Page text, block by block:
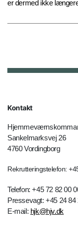
er dermed ikke
Kontakt
Sankelmarksvej 26
4760 Vordingborg
Rekrutteringstelefon:
Telefon: +45 72 82 00
Pressevagt: +45 24 84
E-mail: hjk@hjv.dk